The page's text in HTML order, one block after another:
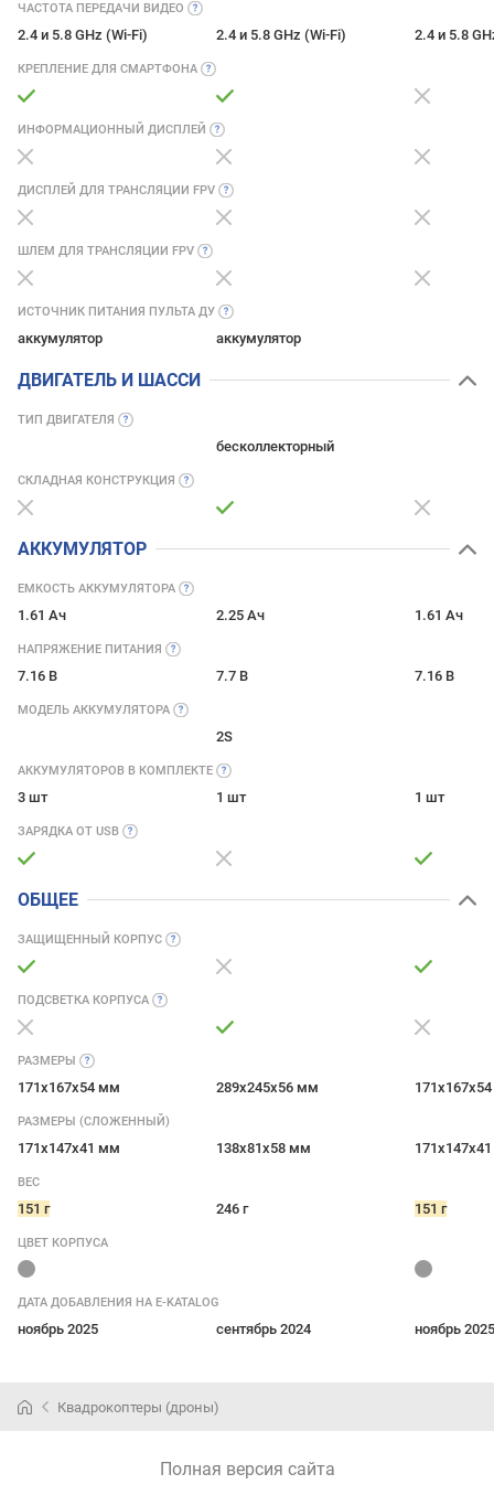
ЧАСТОТА ПЕРЕДАЧИ ВИДЕО
2.4 и 5.8 GHz (Wi-Fi) 2.4 и 5.8 GHz (Wi-Fi) 2.4 и 5.8
КРЕПЛЕНИЕ ДЛЯ СМАРТФОНА
ИНФОРМАЦИОННЫЙ ДИСПЛЕЙ
ДИСПЛЕЙ ДЛЯ ТРАНСЛЯЦИИ FPV
ШЛЕМ ДЛЯ ТРАНСЛЯЦИИ FPV
ИСТОЧНИК ПИТАНИЯ ПУЛЬТА ДУ
аккумулятор аккумулятор
ДВИГАТЕЛЬ И ШАССИ
ТИП ДВИГАТЕЛЯ
бесколлекторный
СКЛАДНАЯ КОНСТРУКЦИЯ
АККУМУЛЯТОР
ЕМКОСТЬ АККУМУЛЯТОРА
1.61 Ач 2.25 Ач 1.61 Ач
НАПРЯЖЕНИЕ ПИТАНИЯ
7.16 В 7.7 В 7.16 В
МОДЕЛЬ АККУМУЛЯТОРА
2S
АККУМУЛЯТОРОВ В КОМПЛЕКТЕ
3 шт 1 шт 1 шт
ЗАРЯДКА ОТ USB
ОБЩЕЕ
ЗАЩИЩЕННЫЙ КОРПУС
ПОДСВЕТКА КОРПУСА
РАЗМЕРЫ
171x167x54 мм 289x245x56 мм
РАЗМЕРЫ (СЛОЖЕННЫЙ)
171x147x41 мм 138x81x58 мм
ВЕС
151 г 246 г 151 г
ЦВЕТ КОРПУСА
ДАТА ДОБАВЛЕНИЯ НА E-KATALOG
ноябрь 2025 сентябрь 2024 ноябрь 2025
Квадрокоптеры (дроны)
Полная версия сайта